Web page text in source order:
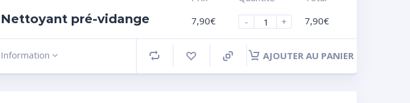
Nettoyant pré-vidange
7,90€
-
+
7,90€
Information AJOUTER AU PANIER